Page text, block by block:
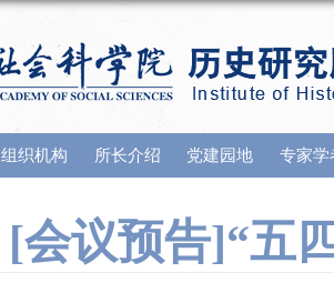
组织机构 所长介绍 党建园地 专家学
[会议预告]“五